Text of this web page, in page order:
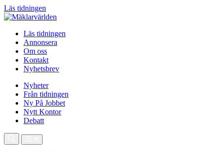
Läs tidningen
Läs tidningen
Annonsera
Om oss
Kontakt
Nyhetsbrev
Nyheter
Från tidningen
Ny På Jobbet
Nytt Kontor
Debatt